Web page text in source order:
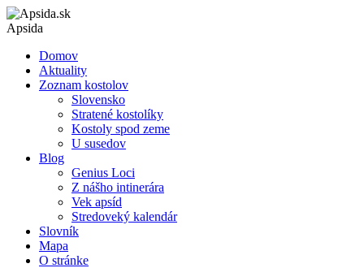
Apsida
Domov
Aktuality
Zoznam kostolov
Slovensko
Stratené kostolíky
Kostoly spod zeme
U susedov
Blog
Genius Loci
Z nášho intinerára
Vek apsíd
Stredoveký kalendár
Slovník
Mapa
O stránke